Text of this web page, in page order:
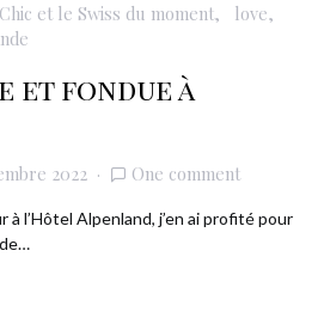
et le Swiss du moment
love
et fondue à
2022 One comment
à l’Hôtel Alpenland, j’en ai profité pour